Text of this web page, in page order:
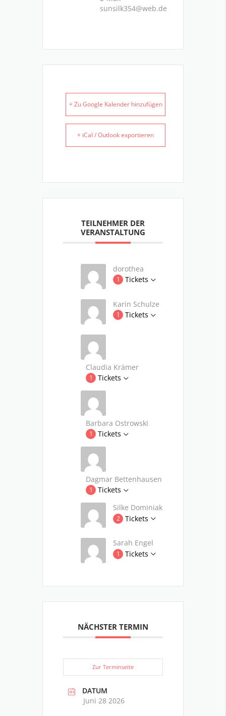
sunsilk354@web.de
+ Zu Google Kalender hinzufügen
+ iCal / Outlook exportieren
TEILNEHMER DER
VERANSTALTUNG
dorothea
1 Tickets
Karin Schulze
1 Tickets
Claudia Krämer
1 Tickets
Barbara Ostrowski
1 Tickets
Dagmar Bettenhausen
1
Tickets
Silke Dominiak
2 Tickets
Sarah Engel
1 Tickets
NÄCHSTER TERMIN
Zur Terminseite
DATUM
Juni 28 2026